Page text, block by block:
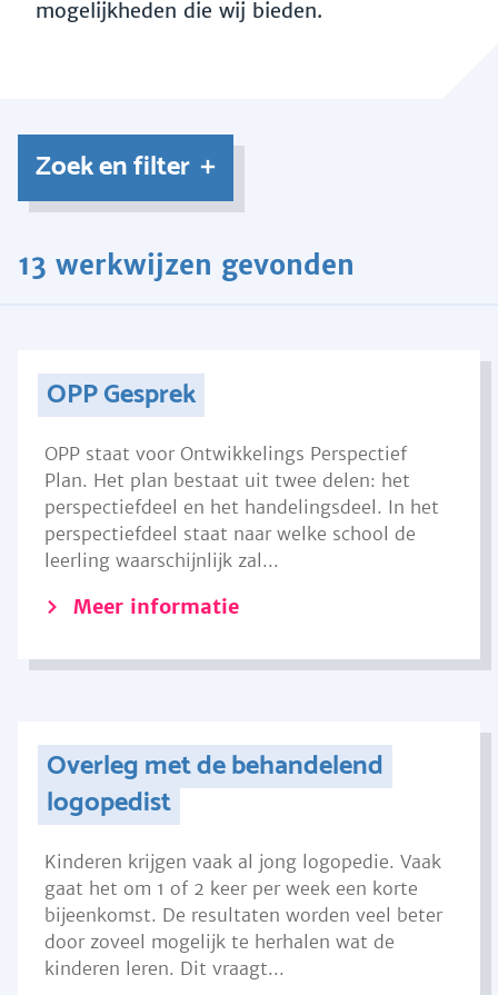
mogelijkheden die wij bieden.
Zoek en filter
13 werkwijzen gevonden
OPP Gesprek
OPP staat voor Ontwikkelings Perspectief
Plan. Het plan bestaat uit twee delen: het
perspectiefdeel en het handelingsdeel. In het
perspectiefdeel staat naar welke school de
leerling waarschijnlijk zal...
Meer informatie
Overleg met de behandelend
logopedist
Kinderen krijgen vaak al jong logopedie. Vaak
gaat het om 1 of 2 keer per week een korte
bijeenkomst. De resultaten worden veel beter
door zoveel mogelijk te herhalen wat de
kinderen leren. Dit vraagt...